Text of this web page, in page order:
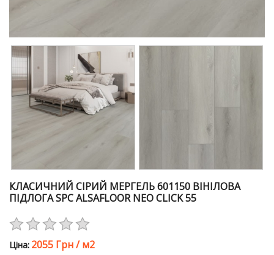
КЛАСИЧНИЙ СІРИЙ МЕРГЕЛЬ 601150 ВІНІЛОВА
ПІДЛОГА SPC ALSAFLOOR NEO CLICK 55
Цiна: 2055 Грн/м2